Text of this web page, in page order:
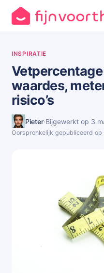
INSPIRATIE
waardes,
risico’s
Pieter·Bijgewerkt op 3
Oorspronkelijk gepubliceerd